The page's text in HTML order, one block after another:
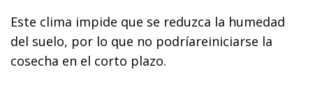
Este clima impide que se reduzca la humedad
del suelo, por lo que no podríareiniciarse la
cosecha en el corto plazo.